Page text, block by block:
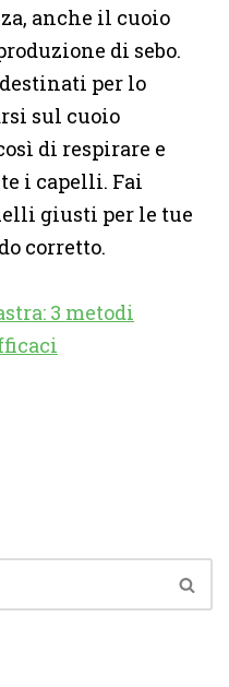
anche il cuoio
di sebo.
per lo
sul cuoio
di respirare e
i capelli. Fai
giusti per le tue
corretto.
3 metodi